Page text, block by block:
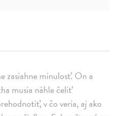
zasiahne minulosť. On a
musia náhle čeliť
v čo veria, aj ako